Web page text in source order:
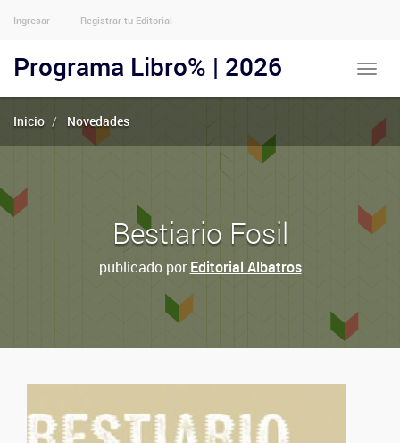
Menu
Usuarios
Anónimos
Ingresar Registrar tu Editorial
Toggle
Programa Libro% | 2026
Inicio Novedades
Bestiario Fosil
publicado porEditorial Albatros